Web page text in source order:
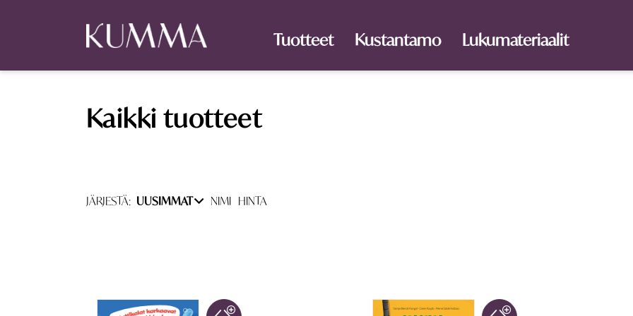
Tuotteet Kustantamo Lukumateriaalit
Kaikki tuotteet
JÄRJESTÄ: UUSIMMAT NIMI HINTA